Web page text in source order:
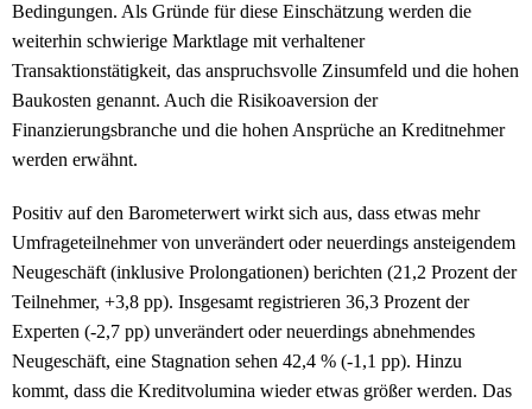
Bedingungen. Als Gründe für diese Einschätzung werden die
weiterhin schwierige Marktlage mit verhaltener
Transaktionstätigkeit, das anspruchsvolle Zinsumfeld und die hohen
Baukosten genannt. Auch die Risikoaversion der
Finanzierungsbranche und die hohen Ansprüche an Kreditnehmer
werden erwähnt.
Positiv auf den Barometerwert wirkt sich aus, dass etwas mehr
Umfrageteilnehmer von unverändert oder neuerdings ansteigendem
Neugeschäft (inklusive Prolongationen) berichten (21,2 Prozent der
Teilnehmer, +3,8 pp). Insgesamt registrieren 36,3 Prozent der
Experten (-2,7 pp) unverändert oder neuerdings abnehmendes
Neugeschäft, eine Stagnation sehen 42,4 % (-1,1 pp). Hinzu
kommt, dass die Kreditvolumina wieder etwas größer werden. Das